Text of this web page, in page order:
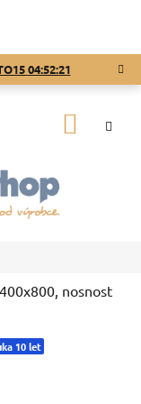
04:52:21
nosnost
10 let